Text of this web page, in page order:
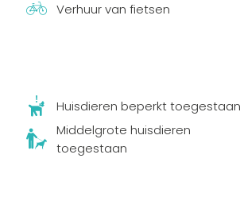
Verhuur van fietsen
Huisdieren beperkt toegestaan
Middelgrote huisdieren
toegestaan